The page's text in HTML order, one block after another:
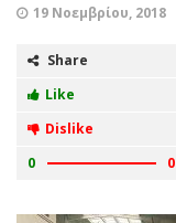
19 Νοεμβρίου, 2018
Share
Like
Dislike
0
0